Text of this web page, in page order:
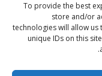
To provide the best
store and/or
technologies will allow
unique IDs on this